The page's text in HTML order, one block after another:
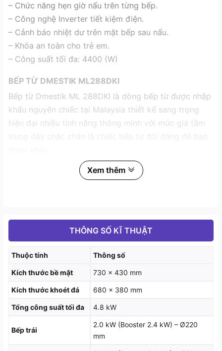
– Chức năng hẹn giờ nấu trên từng bếp.
– Công nghệ Inverter tiết kiệm điện.
– Cảnh báo nhiệt dư trên mặt bếp sau nấu.
– Khóa an toàn cho trẻ em.
– Công suất tối đa: 4400 (W)
BẾP TỪ DMESTIK ML288DKI
Bếp từ Dmestik ML 288DKI là dòng bếp từ được nhập
khẩu nguyên chiếc tại Malaysia thiết kế sang trọng
hiện đại nhiều tính năng thông minh với mức giá tầm
Slider rất thông minh hiện đại thân thiện với người
dùng rất dễ sử dụng. Bếp còn có những chức năng
thông minh như tự động tắt bếp khi nguồn điện cung
Xem thêm
THÔNG SỐ KĨ THUẬT
Thuộc tính Thông số
Kích thước bề mặt 730 x 430 mm
Kích thước khoét đá 680 x 380 mm
Tổng công suất tối đa 4.8 kW
Bếp trái
2.0 kW (Booster 2.4 kW) – Ø220
mm